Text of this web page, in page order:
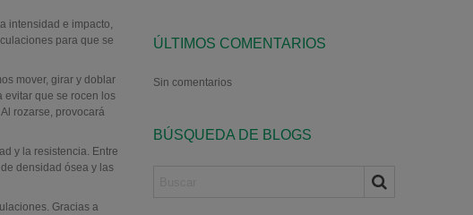
ÚLTIMOS COMENTARIOS
Sin comentarios
BÚSQUEDA DE BLOGS
intensidad e impacto,
para que se
mover, girar y doblar
evitar que se rocen los
rozarse, provocará
y la resistencia. Entre
densidad ósea y las
Gracias a